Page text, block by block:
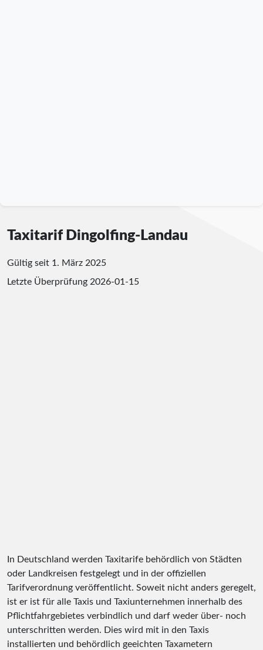
Taxitarif Dingolfing-Landau
Gültig seit 1. März 2025
Letzte Überprüfung 2026-01-15
In Deutschland werden Taxitarife behördlich von Städten
oder Landkreisen festgelegt und in der offiziellen
Tarifverordnung veröffentlicht. Soweit nicht anders geregelt,
ist er ist für alle Taxis und Taxiunternehmen innerhalb des
Pflichtfahrgebietes verbindlich und darf weder über- noch
unterschritten werden. Dies wird mit in den Taxis
installierten und behördlich geeichten Taxametern